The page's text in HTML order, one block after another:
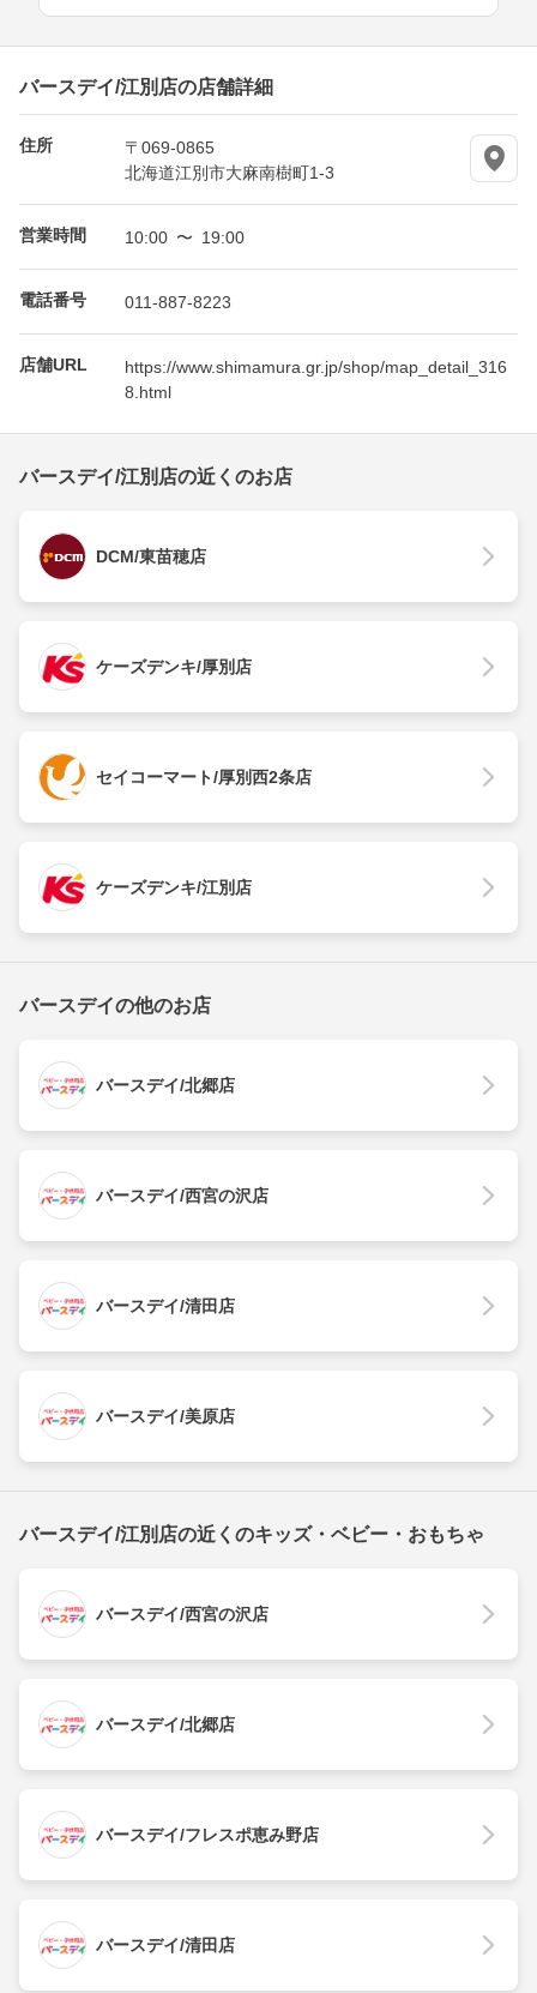
バースデイ/江別店の店舗詳細
住所
〒069-0865
北海道江別市大麻南樹町1-3
営業時間 10:00 〜 19:00
電話番号 011-887-8223
店舗URL
https://www.shimamura.gr.jp/shop/map_detail_316
8.html
バースデイ/江別店の近くのお店
DCM/東苗穂店
ケーズデンキ/厚別店
セイコーマート/厚別西2条店
ケーズデンキ/江別店
バースデイの他のお店
バースデイ/北郷店
バースデイ/西宮の沢店
バースデイ/清田店
バースデイ/美原店
バースデイ/江別店の近くのキッズ・ベビー・おもちゃ
バースデイ/西宮の沢店
バースデイ/北郷店
バースデイ/フレスポ恵み野店
バースデイ/清田店